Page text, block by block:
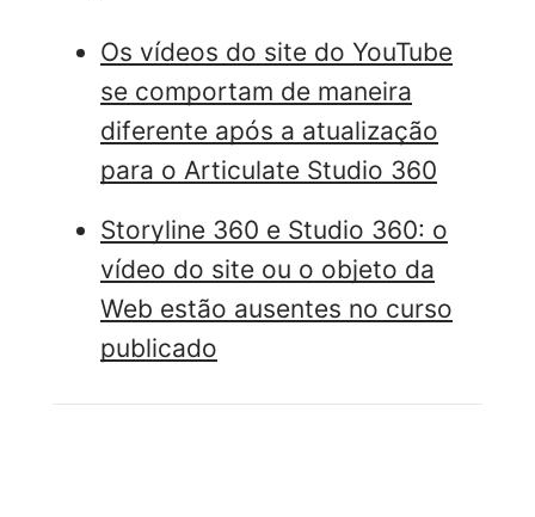
Os vídeos do site do YouTube
se comportam de maneira
diferente após a atualização
para o Articulate Studio 360
Storyline 360 e Studio 360: o
vídeo do site ou o objeto da
Web estão ausentes no curso
publicado